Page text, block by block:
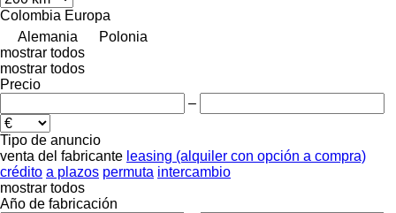
Colombia Europa
Alemania
Polonia
mostrar todos
mostrar todos
Precio
–
Tipo de anuncio
venta del fabricante leasing (alquiler con opción a compra)
crédito a plazos permuta intercambio
mostrar todos
Año de fabricación